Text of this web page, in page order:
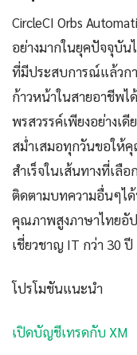
CircleCI Orbs
อย่างมากในยุคปัจจุบั
ที่มีประสบการณ์แล้วกา
ก้าวหน้าในสายอาชีพไ
พรสวรรค์เพียงอย่างเ
สม่ำเสมอทุกวันขอให้
สำเร็จในเส้นทางที่เลื
ติดตามบทความอื่นๆได้
คุณภาพสูงภาษาไทยอั
เชี่ยวชาญ IT กว่า 30 ปี
โปรโมชันแนะนำ
เปิดบัญชีเทรดกับ XM